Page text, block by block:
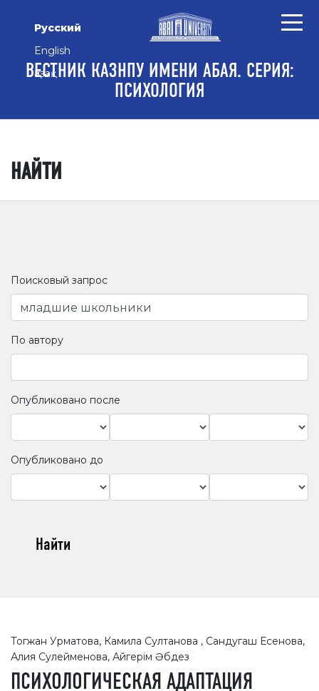
Русский
English
Қазақ
ВЕСТНИК КАЗНПУ ИМЕНИ АБАЯ. СЕРИЯ:
ПСИХОЛОГИЯ
НАЙТИ
Поисковый запрос
По автору
Опубликовано после
Опубликовано до
Найти
Тогжан Урматова, Камила Султанова , Сандугаш Есенова,
Алия Сулейменова, Айгерім Әбдез
ПСИХОЛОГИЧЕСКАЯ АДАПТАЦИЯ